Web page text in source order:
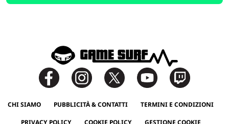
CHI SIAMO PUBBLICITÀ & CONTATTI TERMINI E CONDIZIONI
PRIVACY POLICY COOKIE POLICY GESTIONE COOKIE